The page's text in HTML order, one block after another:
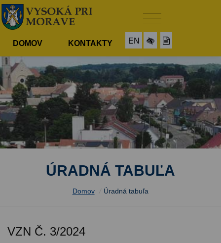
DOMOV KONTAKTY EN
ÚRADNÁ TABUĽA
Domov / Úradná tabuľa
VZN Č. 3/2024